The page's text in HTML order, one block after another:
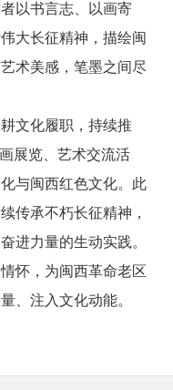
以书言志、以画寄
大长征精神，描绘闽
术美感，笔墨之间尽
文化履职，持续推
展览、艺术交流活
与闽西红色文化。此
传承不朽长征精神，
进力量的生动实践。
怀，为闽西革命老区
、注入文化动能。